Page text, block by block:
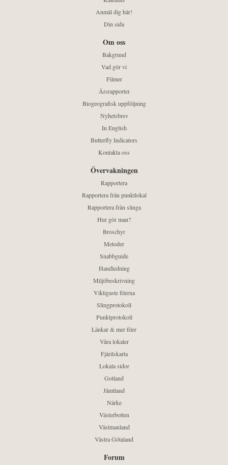
Anmäl dig här!
Din sida
Om oss
Bakgrund
Vad gör vi
Filmer
Årsrapporter
Biogeografisk uppföljning
Nyhetsbrev
In English
Butterfly Indicators
Kontakta oss
Övervakningen
Rapportera
Rapportera från punktlokal
Rapportera från slinga
Hur gör man?
Broschyr
Metoder
Snabbguide
Handledning
Miljöbeskrivning
Viktigaste filerna
Slingprotokoll
Punktprotokoll
Länkar & mer filer
Våra lokaler
Fjärilskarta
Lokala sidor
Gotland
Jämtland
Närke
Västerbotten
Västmanland
Västra Götaland
Forum